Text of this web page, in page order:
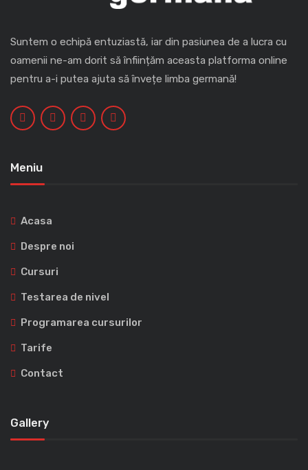
Suntem o echipă entuziastă, iar din pasiunea de a lucra cu
oamenii ne-am dorit să înființăm aceasta platforma online
pentru a-i putea ajuta să învețe limba germană!
Meniu
Acasa
Despre noi
Cursuri
Testarea de nivel
Programarea cursurilor
Tarife
Contact
Gallery